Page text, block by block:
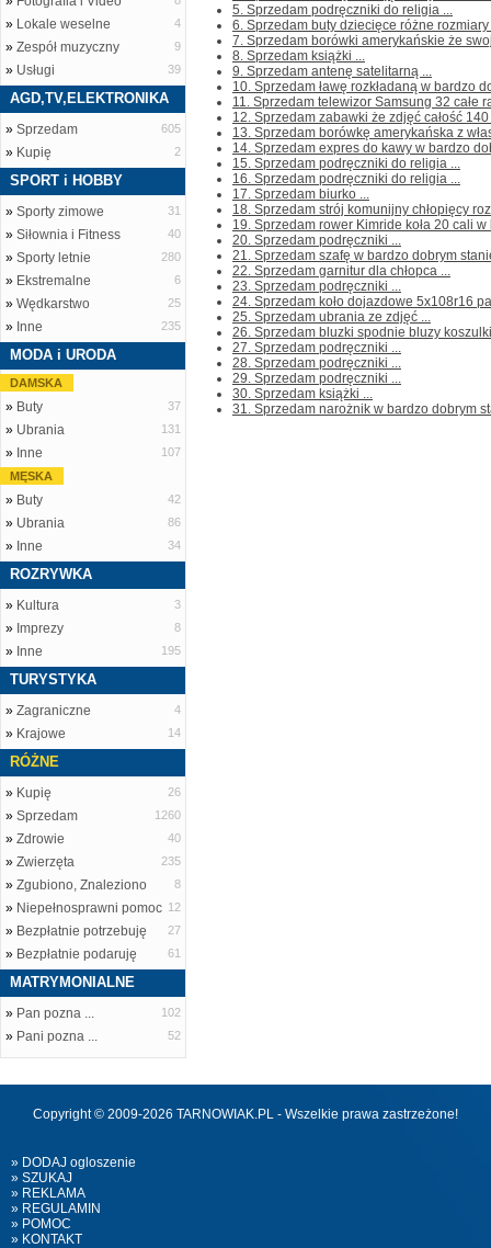
» Lokale weselne 4
» Zespół muzyczny 9
» Usługi 39
AGD,TV,ELEKTRONIKA
» Sprzedam 605
» Kupię 2
SPORT i HOBBY
» Sporty zimowe 31
» Siłownia i Fitness 40
» Sporty letnie 280
» Ekstremalne 6
» Wędkarstwo 25
» Inne 235
MODA i URODA
DAMSKA
» Buty 37
» Ubrania 131
» Inne
107
MĘSKA
» Buty 42
» Ubrania 86
» Inne 34
ROZRYWKA
» Kultura 3
» Imprezy 8
» Inne 195
TURYSTYKA
» Zagraniczne 4
» Krajowe 14
RÓŻNE
» Kupię 26
» Sprzedam 1260
» Zdrowie 40
» Zwierzęta 235
» Zgubiono, Znaleziono 8
» Niepełnosprawni pomoc 12
» Bezpłatnie potrzebuję 27
» Bezpłatnie podaruję 61
MATRYMONIALNE
» Pan pozna ... 102
» Pani pozna ... 52
5. Sprzedam podręczniki do religia ...
6. Sprzedam buty dziecięce różne rozmiary
7. Sprzedam borówki amerykańskie że
8. Sprzedam książki ...
9. Sprzedam antenę satelitarną ...
10. Sprzedam ławę rozkładaną w bardzo
11. Sprzedam telewizor Samsung 32 całe
12. Sprzedam zabawki że zdjęć całość 140
13. Sprzedam borówkę amerykańska z
14. Sprzedam expres do kawy w bardzo
15. Sprzedam podręczniki do religia ...
16. Sprzedam podręczniki do religia ...
17. Sprzedam biurko ...
18. Sprzedam strój komunijny chłopięcy
19. Sprzedam rower Kimride koła 20 cali
20. Sprzedam podręczniki ...
21. Sprzedam szafę w bardzo dobrym
22. Sprzedam garnitur dla chłopca ...
23. Sprzedam podręczniki ...
24. Sprzedam koło dojazdowe 5x108r16
25. Sprzedam ubrania ze zdjęć ...
26. Sprzedam bluzki spodnie bluzy
27. Sprzedam podręczniki ...
28. Sprzedam podręczniki ...
29. Sprzedam podręczniki ...
30. Sprzedam książki ...
31. Sprzedam narożnik w bardzo dobrym
Copyright © 2009-2026 TARNOWIAK.PL - Wszelkie prawa zastrzeżone!
» DODAJ ogloszenie
» SZUKAJ
» REKLAMA
» REGULAMIN
» POMOC
» KONTAKT